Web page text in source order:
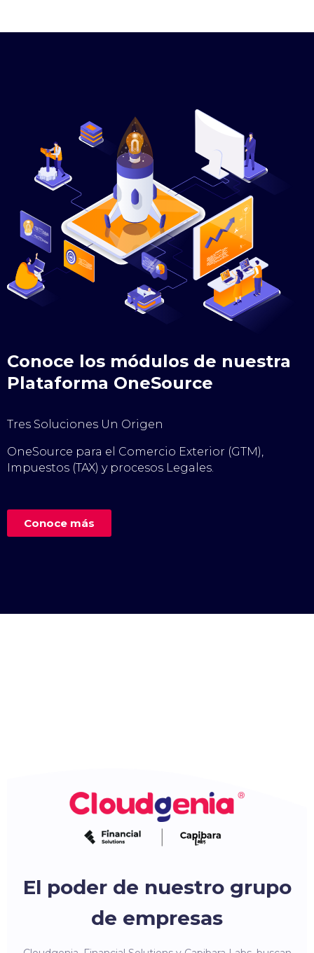
Conoce los módulos de nuestra
Plataforma OneSource
Tres Soluciones Un Origen
OneSource para el Comercio Exterior (GTM),
Impuestos (TAX) y procesos Legales.
Conoce más
El poder de nuestro grupo
de empresas